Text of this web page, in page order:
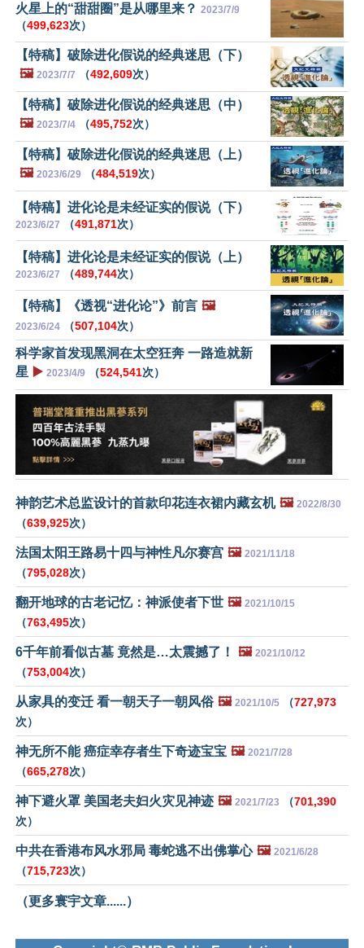
火星上的“甜甜圈”是从哪里来？ 2023/7/9
（499,623次）
【特稿】破除进化假说的经典迷思（下）
🖼️ 2023/7/7 （492,609次）
【特稿】破除进化假说的经典迷思（中）
🖼️ 2023/7/4 （495,752次）
【特稿】破除进化假说的经典迷思（上）
🖼️ 2023/6/29 （484,519次）
【特稿】进化论是未经证实的假说（下）
2023/6/27 （491,871次）
【特稿】进化论是未经证实的假说（上）
2023/6/27 （489,744次）
【特稿】《透视“进化论”》前言 🖼️
2023/6/24 （507,104次）
科学家首发现黑洞在太空狂奔 一路造就新
星 ▶️ 2023/4/9 （524,541次）
神韵艺术总监设计的首款印花连衣裙内藏玄机 🖼️ 2022/8/30
（639,925次）
法国太阳王路易十四与神性凡尔赛宫 🖼️ 2021/11/18
（795,028次）
翻开地球的古老记忆：神派使者下世 🖼️ 2021/10/15
（763,495次）
6千年前看似古墓 竟然是…太震撼了！ 🖼️ 2021/10/12
（753,004次）
从家具的变迁 看一朝天子一朝风俗 🖼️ 2021/10/5 （727,973
次）
神无所不能 癌症幸存者生下奇迹宝宝 🖼️ 2021/7/28
（665,278次）
神下避火罩 美国老夫妇火灾见神迹 🖼️ 2021/7/23 （701,390
次）
中共在香港布风水邪局 毒蛇逃不出佛掌心 🖼️ 2021/6/28
（715,723次）
（更多寰宇文章......）